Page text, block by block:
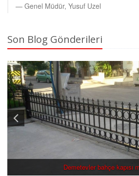
Genel Müdür, Yusuf Uzel
Son Blog Gönderileri
Demetevler bahçe kapısı